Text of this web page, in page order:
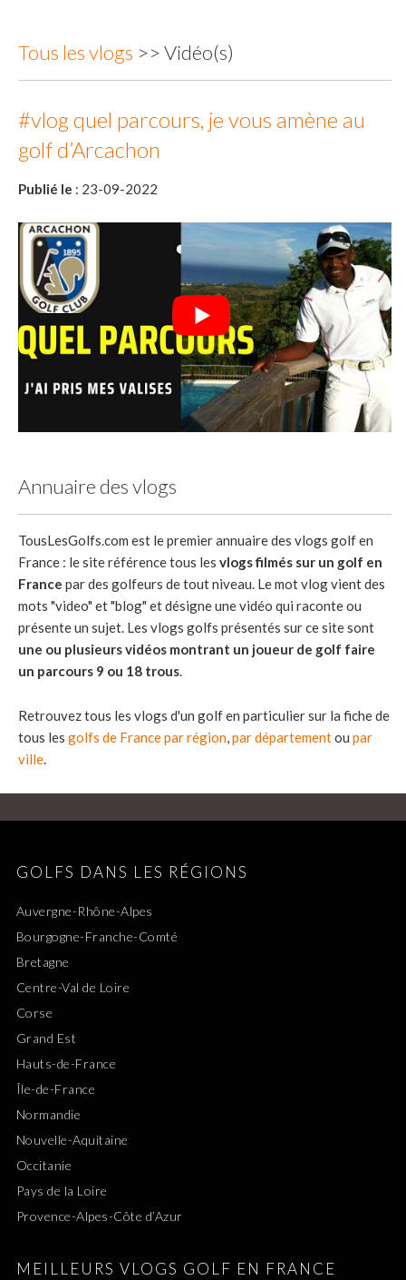
Tous les vlogs >> Vidéo(s)
#vlog quel parcours, je vous amène au
golf d’Arcachon
Publié le : 23-09-2022
Annuaire des vlogs
TousLesGolfs.com est le premier annuaire des vlogs golf en
France : le site référence tous les vlogs filmés sur un golf en
France par des golfeurs de tout niveau. Le mot vlog vient des
mots "video" et "blog" et désigne une vidéo qui raconte ou
présente un sujet. Les vlogs golfs présentés sur ce site sont
une ou plusieurs vidéos montrant un joueur de golf faire
un parcours 9 ou 18 trous.
Retrouvez tous les vlogs d'un golf en particulier sur la fiche de
tous les golfs de France par région,par départementou par
ville.
GOLFS DANS LES RÉGIONS
Auvergne-Rhône-Alpes
Bourgogne-Franche-Comté
Bretagne
Centre-Val de Loire
Corse
Grand Est
Hauts-de-France
Île-de-France
Normandie
Nouvelle-Aquitaine
Occitanie
Pays de la Loire
Provence-Alpes-Côte d’Azur
MEILLEURS VLOGS GOLF EN FRANCE